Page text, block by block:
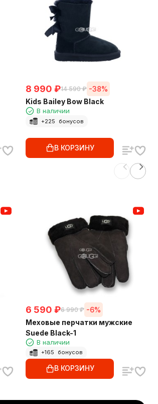
8 990 ₽14 590 ₽ -38%
Kids Bailey Bow Black
В наличии
+225 бонусов
В КОРЗИНУ
6 590 ₽6 990 ₽ -6%
Меховые перчатки мужские
Suede Black-1
В наличии
+165 бонусов
В КОРЗИНУ